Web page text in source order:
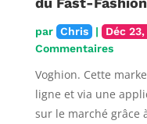
par Chris | Déc
Commentaires
Voghion. Cette
ligne et via une
sur le marché grâce